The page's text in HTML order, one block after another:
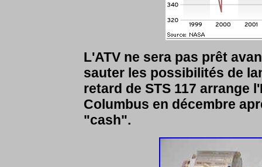
L'ATV ne sera pas prêt
sauter les possibilités de
retard de STS 117 arrange
Columbus en décembre
"cash".